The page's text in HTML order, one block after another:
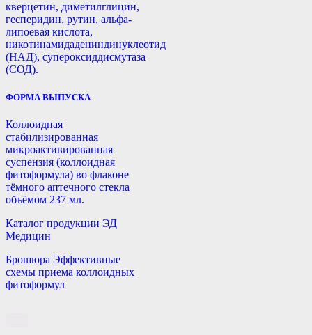
кверцетин, диметилглицин,
гесперидин, рутин, альфа-
липоевая кислота,
никотинамидадениндинуклеотид
(НАД), супероксиддисмутаза
(СОД).
ФОРМА ВЫПУСКА
Коллоидная
стабилизированная
микроактивированная
суспензия (коллоидная
фитоформула) во флаконе
тёмного аптечного стекла
объёмом 237 мл.
Каталог продукции ЭД
Медицин
Брошюра Эффективные
схемы приема коллоидных
фитоформул